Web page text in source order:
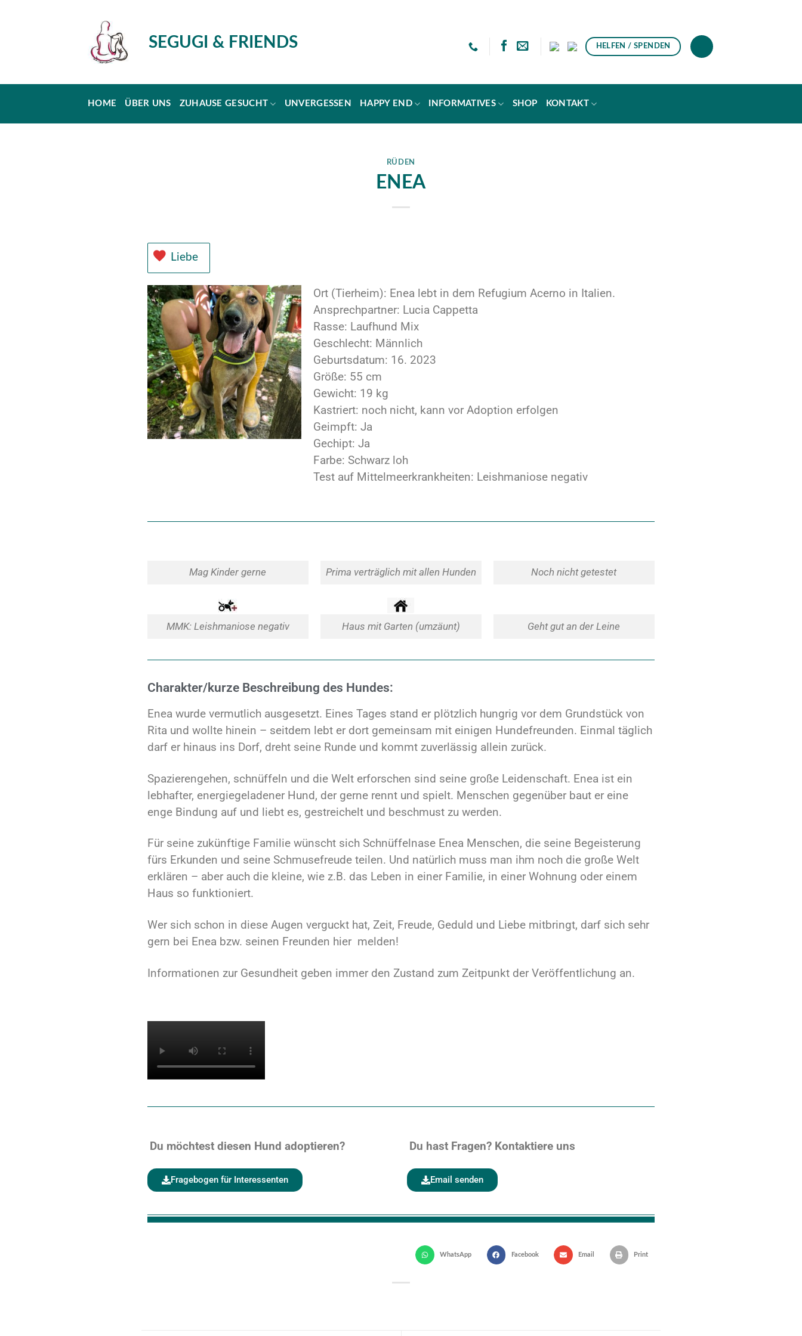
SEGUGI & FRIENDS HELFEN / SPENDEN
HOME ÜBER UNS ZUHAUSE GESUCHT UNVERGESSEN HAPPY END INFORMATIVES SHOP KONTAKT
RÜDEN
ENEA
Liebe
Ort (Tierheim): Enea lebt in dem Refugium Acerno in Italien.
Ansprechpartner: Lucia Cappetta
Rasse: Laufhund Mix
Geschlecht: Männlich
Geburtsdatum: 16. 2023
Größe: 55 cm
Gewicht: 19 kg
Kastriert: noch nicht, kann vor Adoption erfolgen
Geimpft: Ja
Gechipt: Ja
Farbe: Schwarz loh
Test auf Mittelmeerkrankheiten: Leishmaniose negativ
Mag Kinder gerne Prima verträglich mit allen Hunden Noch nicht getestet
MMK: Leishmaniose negativ Haus mit Garten (umzäunt) Geht gut an der Leine
Charakter/kurze Beschreibung des Hundes:
Enea wurde vermutlich ausgesetzt. Eines Tages stand er plötzlich hungrig vor dem Grundstück von
Rita und wollte hinein – seitdem lebt er dort gemeinsam mit einigen Hundefreunden. Einmal täglich
darf er hinaus ins Dorf, dreht seine Runde und kommt zuverlässig allein zurück.
Spazierengehen, schnüffeln und die Welt erforschen sind seine große Leidenschaft. Enea ist ein
lebhafter, energiegeladener Hund, der gerne rennt und spielt. Menschen gegenüber baut er eine
enge Bindung auf und liebt es, gestreichelt und beschmust zu werden.
Für seine zukünftige Familie wünscht sich Schnüffelnase Enea Menschen, die seine Begeisterung
fürs Erkunden und seine Schmusefreude teilen. Und natürlich muss man ihm noch die große Welt
erklären – aber auch die kleine, wie z.B. das Leben in einer Familie, in einer Wohnung oder einem
Haus so funktioniert.
Wer sich schon in diese Augen verguckt hat, Zeit, Freude, Geduld und Liebe mitbringt, darf sich sehr
gern bei Enea bzw. seinen Freunden hier melden!
Informationen zur Gesundheit geben immer den Zustand zum Zeitpunkt der Veröffentlichung an.
Du möchtest diesen Hund adoptieren?
Fragebogen für Interessenten
Du hast Fragen? Kontaktiere uns
Email senden
WhatsApp Facebook Email Print